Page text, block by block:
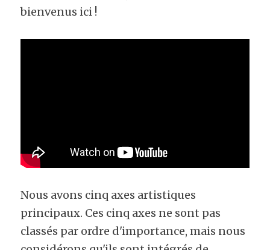
bienvenus ici !
Nous avons cinq axes artistiques
principaux. Ces cinq axes ne sont pas
classés par ordre d'importance, mais nous